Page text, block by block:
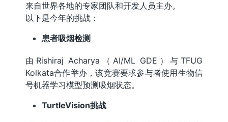
来自世界各地的专家团队和开发人员主办。
以下是今年的挑战：
患者吸烟检测
由Rishiraj Acharya（AI/ML GDE）与TFUG
Kolkata合作举办，该竞赛要求参与者使用生物信
号机器学习模型预测吸烟状态。
TurtleVision挑战